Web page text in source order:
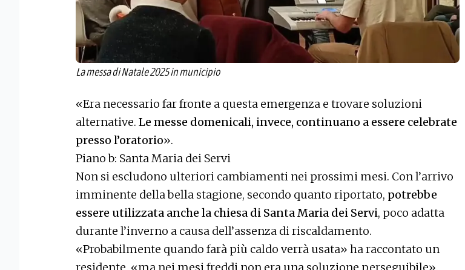
La messa di Natale 2025 in municipio
«Era necessario far fronte a questa emergenza e trovare soluzioni
alternative. Le messe domenicali, invece, continuano a essere celebrate
presso l’oratorio».
Piano b: Santa Maria dei Servi
Non si escludono ulteriori cambiamenti nei prossimi mesi. Con l’arrivo
imminente della bella stagione, secondo quanto riportato, potrebbe
essere utilizzata anche la chiesa di Santa Maria dei Servi, poco adatta
durante l’inverno a causa dell’assenza di riscaldamento.
«Probabilmente quando farà più caldo verrà usata» ha raccontato un
residente, «ma nei mesi freddi non era una soluzione perseguibile».